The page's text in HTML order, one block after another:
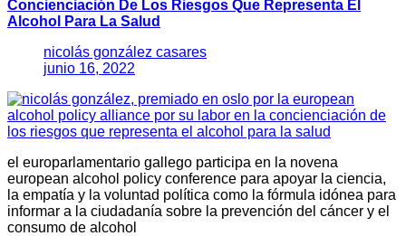
Concienciación De Los Riesgos Que Representa El
Alcohol Para La Salud
nicolás gonzález casares
junio 16, 2022
el europarlamentario gallego participa en la novena
european alcohol policy conference para apoyar la ciencia,
la empatía y la voluntad política como la fórmula idónea para
informar a la ciudadanía sobre la prevención del cáncer y el
consumo de alcohol